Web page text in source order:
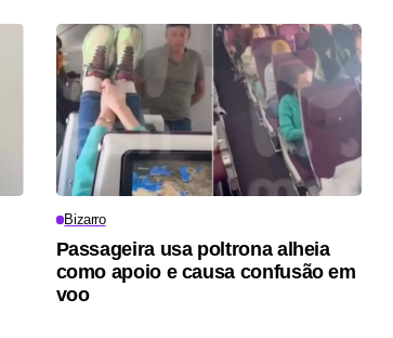
Bizarro
Passageira usa poltrona alheia
como apoio e causa confusão em
voo